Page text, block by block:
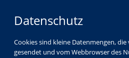
Datenschutz
Cookies sind kleine Datenmengen,
gesendet und vom Webbrowser des